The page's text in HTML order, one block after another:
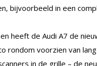
bijvoorbeeld in een
heeft de Audi A7 de
rondom voorzien van
in de grille – de